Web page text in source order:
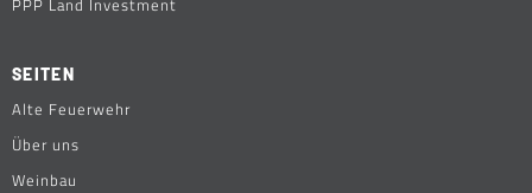
PPP Land Investment
SEITEN
Alte Feuerwehr
Über uns
Weinbau